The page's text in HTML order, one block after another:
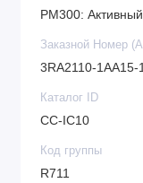
PM300:
Заказной Номер
3RA2110-1AA15-
Каталог ID
CC-IC10
Код группы
R711